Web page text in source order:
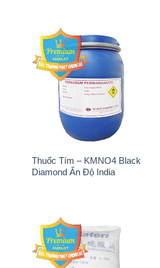
Thuốc Tím – KMNO4 Black
Diamond Ấn Độ India